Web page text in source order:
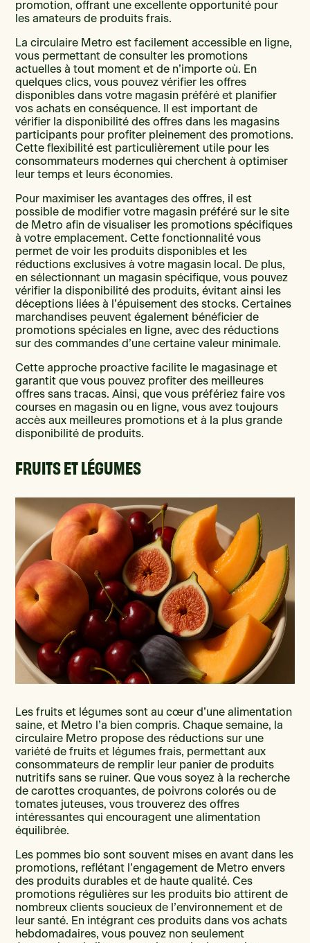
promotion, offrant une excellente opportunité pour
les amateurs de produits frais.
La circulaire Metro est facilement accessible en ligne,
vous permettant de consulter les promotions
actuelles à tout moment et de n’importe où. En
quelques clics, vous pouvez vérifier les offres
disponibles dans votre magasin préféré et planifier
vos achats en conséquence. Il est important de
vérifier la disponibilité des offres dans les magasins
participants pour profiter pleinement des promotions.
Cette flexibilité est particulièrement utile pour les
consommateurs modernes qui cherchent à optimiser
leur temps et leurs économies.
Pour maximiser les avantages des offres, il est
possible de modifier votre magasin préféré sur le site
de Metro afin de visualiser les promotions spécifiques
à votre emplacement. Cette fonctionnalité vous
permet de voir les produits disponibles et les
réductions exclusives à votre magasin local. De plus,
en sélectionnant un magasin spécifique, vous pouvez
vérifier la disponibilité des produits, évitant ainsi les
déceptions liées à l’épuisement des stocks. Certaines
marchandises peuvent également bénéficier de
promotions spéciales en ligne, avec des réductions
sur des commandes d’une certaine valeur minimale.
Cette approche proactive facilite le magasinage et
garantit que vous pouvez profiter des meilleures
offres sans tracas. Ainsi, que vous préfériez faire vos
courses en magasin ou en ligne, vous avez toujours
accès aux meilleures promotions et à la plus grande
disponibilité de produits.
FRUITS ET LÉGUMES
Les fruits et légumes sont au cœur d’une alimentation
saine, et Metro l’a bien compris. Chaque semaine, la
circulaire Metro propose des réductions sur une
variété de fruits et légumes frais, permettant aux
consommateurs de remplir leur panier de produits
nutritifs sans se ruiner. Que vous soyez à la recherche
de carottes croquantes, de poivrons colorés ou de
tomates juteuses, vous trouverez des offres
intéressantes qui encouragent une alimentation
équilibrée.
Les pommes bio sont souvent mises en avant dans les
promotions, reflétant l’engagement de Metro envers
des produits durables et de haute qualité. Ces
promotions régulières sur les produits bio attirent de
nombreux clients soucieux de l’environnement et de
leur santé. En intégrant ces produits dans vos achats
hebdomadaires, vous pouvez non seulement